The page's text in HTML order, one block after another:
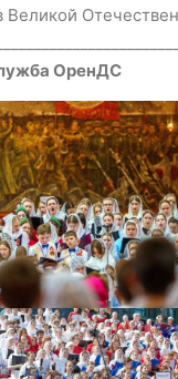
ОренДС